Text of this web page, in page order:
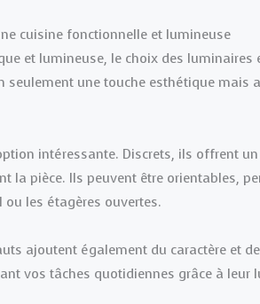
cuisine fonctionnelle et lumineuse
et lumineuse, le choix des luminaires
seulement une touche esthétique mais
intéressante. Discrets, ils offrent
la pièce. Ils peuvent être orientables,
les étagères ouvertes.
ajoutent également du caractère et
vos tâches quotidiennes grâce à leur